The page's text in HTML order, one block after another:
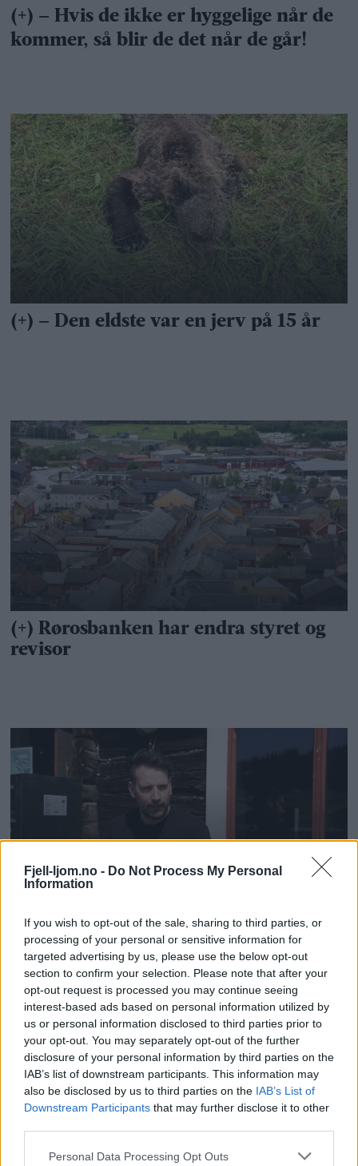
Fjell-ljom.no - Do Not Process My Personal
Information
If you wish to opt-out of the sale, sharing to third parties, or
processing of your personal or sensitive information for
targeted advertising by us, please use the below opt-out
section to confirm your selection. Please note that after your
opt-out request is processed you may continue seeing
interest-based ads based on personal information utilized by
us or personal information disclosed to third parties prior to
your opt-out. You may separately opt-out of the further
disclosure of your personal information by third parties on the
IAB’s list of downstream participants. This information may
also be disclosed by us to third parties on the IAB’s List of
Downstream Participants that may further disclose it to other
Personal Data Processing Opt Outs